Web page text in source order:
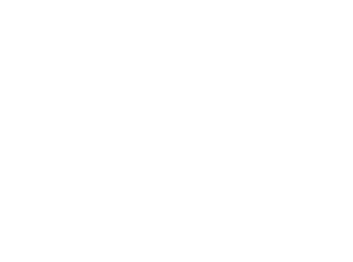
software care furnizează
clienți) conectate la el, resurse,
atunci când computerele
servere. Există
Servere, File Servere, de